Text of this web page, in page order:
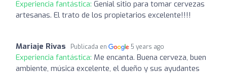
Experiencia fantástica: Genial sitio para tomar cervezas
artesanas. El trato de los propietarios excelente!!!!
Mariaje Rivas Publicada en 5 years ago
Experiencia fantástica: Me encanta. Buena cerveza, buen
ambiente, música excelente, el dueño y sus ayudantes